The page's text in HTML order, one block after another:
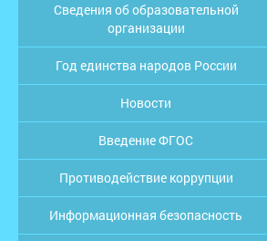
Сведения об образовательной
организации
Год единства народов России
Новости
Введение ФГОС
Противодействие коррупции
Информационная безопасность